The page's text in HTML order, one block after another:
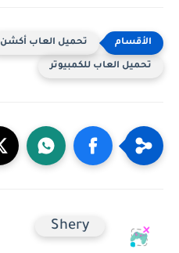
تحميل العاب أكشن
تحميل العاب للكمبيوتر
Shery